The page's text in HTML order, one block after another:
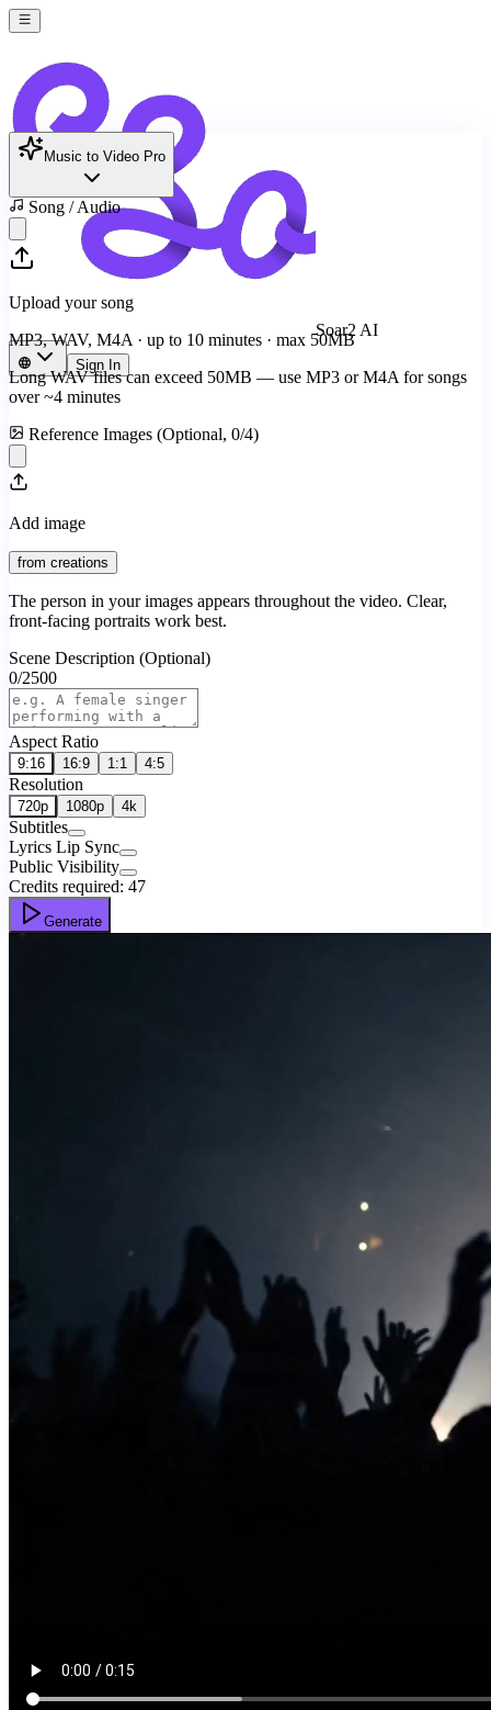
Soar2 AI
Sign In
Music to Video Pro
Song / Audio
Upload your song
MP3, WAV, M4A · up to 10 minutes · max 50MB
Long WAV files can exceed 50MB — use MP3 or M4A for songs
over ~4 minutes
Reference Images (Optional, 0/4)
Add image
from creations
The person in your images appears throughout the video. Clear,
front-facing portraits work best.
Scene Description (Optional)
0/2500
Aspect Ratio
9:16 16:9 1:1 4:5
Resolution
720p 1080p 4k
Subtitles
Lyrics Lip Sync
Public Visibility
Credits required: 47
Generate